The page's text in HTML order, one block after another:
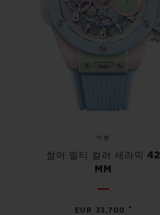
빅뱅
썸머 멀티 컬러 세라믹 42
MM
EUR 33,700 •